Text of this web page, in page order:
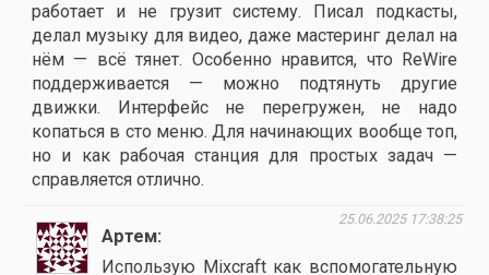
работает и не грузит систему. Писал подкасты,
делал музыку для видео, даже мастеринг делал на
нём — всё тянет. Особенно нравится, что ReWire
поддерживается — можно подтянуть другие
движки. Интерфейс не перегружен, не надо
копаться в сто меню. Для начинающих вообще топ,
но и как рабочая станция для простых задач —
справляется отлично.
Артем
25.06.2025 17:38:25
Использую Mixcraft как вспомогательную